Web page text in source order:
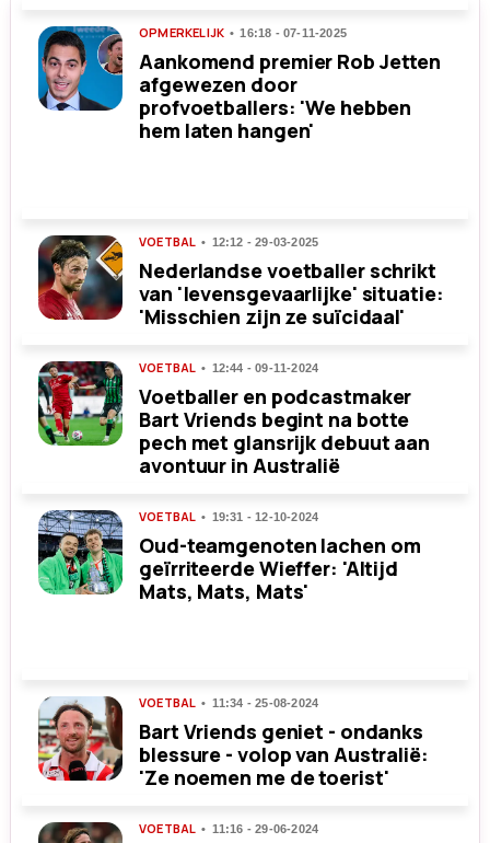
OPMERKELIJK 16:18 - 07-11-2025
Aankomend premier Rob Jetten
afgewezen door
profvoetballers: 'We hebben
hem laten hangen'
VOETBAL 12:12 - 29-03-2025
Nederlandse voetballer schrikt
van 'levensgevaarlijke' situatie:
'Misschien zijn ze suïcidaal'
VOETBAL 12:44 - 09-11-2024
Voetballer en podcastmaker
Bart Vriends begint na botte
pech met glansrijk debuut aan
avontuur in Australië
VOETBAL 19:31 - 12-10-2024
Oud-teamgenoten lachen om
geïrriteerde Wieffer: 'Altijd
Mats, Mats, Mats'
VOETBAL 11:34 - 25-08-2024
Bart Vriends geniet - ondanks
blessure - volop van Australië:
'Ze noemen me de toerist'
VOETBAL 11:16 - 29-06-2024